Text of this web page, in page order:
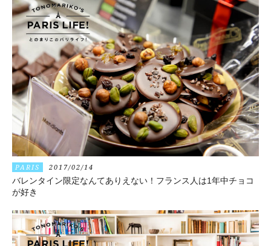
PARIS 2017/02/14
バレンタイン限定なんてありえない！フランス人は1年中チョコ
が好き